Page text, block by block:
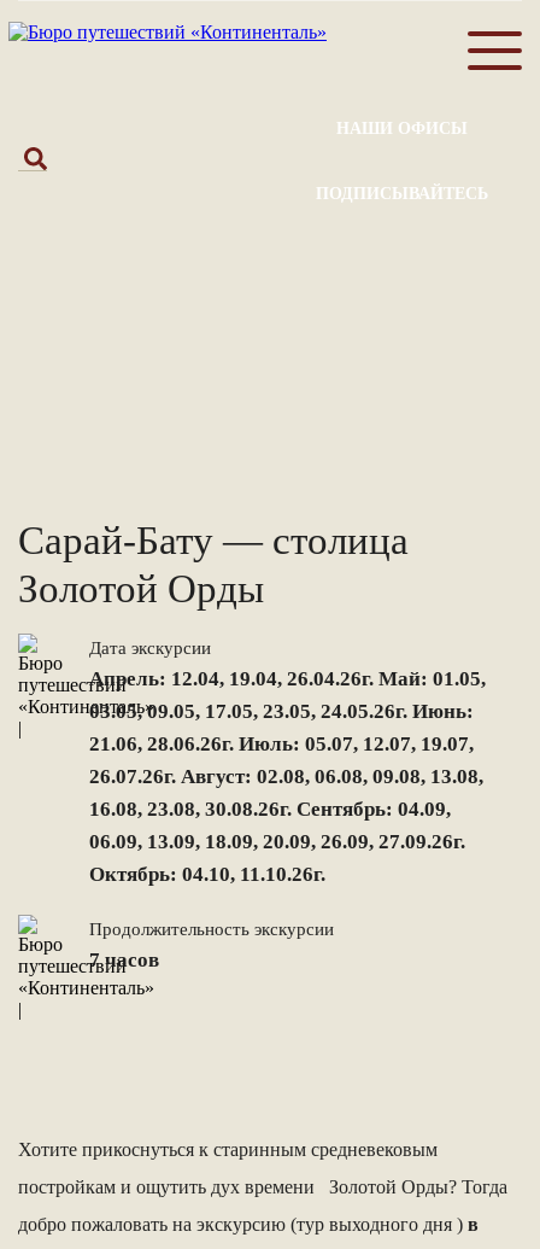
НАШИ ОФИСЫ
ПОДПИСЫВАЙТЕСЬ
Сарай-Бату — столица
Золотой Орды
Дата экскурсии
Апрель: 12.04, 19.04, 26.04.26г. Май: 01.05,
03.05, 09.05, 17.05, 23.05, 24.05.26г. Июнь:
21.06, 28.06.26г. Июль: 05.07, 12.07, 19.07,
26.07.26г. Август: 02.08, 06.08, 09.08, 13.08,
16.08, 23.08, 30.08.26г. Сентябрь: 04.09,
06.09, 13.09, 18.09, 20.09, 26.09, 27.09.26г.
Октябрь: 04.10, 11.10.26г.
Продолжительность экскурсии
7 часов
Хотите прикоснуться к старинным средневековым
постройкам и ощутить дух времени Золотой Орды? Тогда
добро пожаловать на экскурсию (тур выходного дня ) в